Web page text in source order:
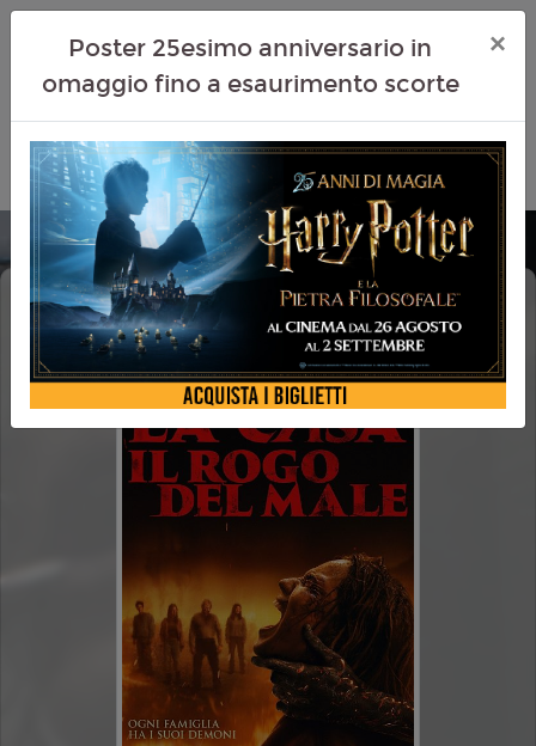
LA CASA IL ROGO DEL MALE
Poster 25esimo anniversario in
omaggio fino a esaurimento scorte
×